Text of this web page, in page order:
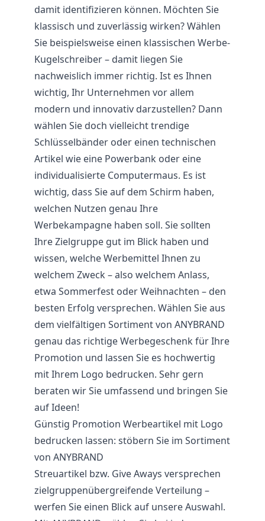
damit identifizieren können. Möchten Sie
klassisch und zuverlässig wirken? Wählen
Sie beispielsweise einen klassischen Werbe-
Kugelschreiber – damit liegen Sie
nachweislich immer richtig. Ist es Ihnen
wichtig, Ihr Unternehmen vor allem
modern und innovativ darzustellen? Dann
wählen Sie doch vielleicht trendige
Schlüsselbänder oder einen technischen
Artikel wie eine Powerbank oder eine
individualisierte Computermaus. Es ist
wichtig, dass Sie auf dem Schirm haben,
welchen Nutzen genau Ihre
Werbekampagne haben soll. Sie sollten
Ihre Zielgruppe gut im Blick haben und
wissen, welche Werbemittel Ihnen zu
welchem Zweck – also welchem Anlass,
etwa Sommerfest oder Weihnachten – den
besten Erfolg versprechen. Wählen Sie aus
dem vielfältigen Sortiment von ANYBRAND
genau das richtige Werbegeschenk für Ihre
Promotion und lassen Sie es hochwertig
mit Ihrem Logo bedrucken. Sehr gern
beraten wir Sie umfassend und bringen Sie
auf Ideen!
Günstig Promotion Werbeartikel mit Logo
bedrucken lassen: stöbern Sie im Sortiment
von ANYBRAND
Streuartikel bzw. Give Aways versprechen
zielgruppenübergreifende Verteilung –
werfen Sie einen Blick auf unsere Auswahl.